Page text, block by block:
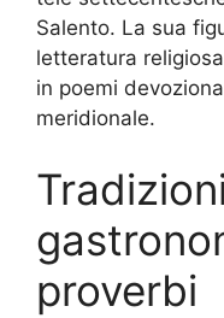
Salento. La sua
letteratura
in poemi
meridionale.
proverbi